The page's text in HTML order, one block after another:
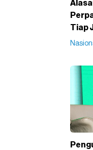
Tiap